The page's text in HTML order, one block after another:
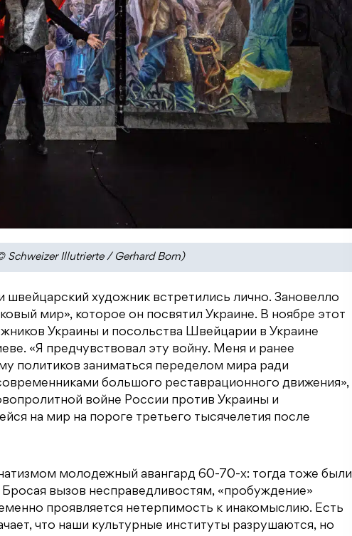
Schweizer Illutrierte / Gerhard Born)
художник встретились лично. Зановелло
мир», которое он посвятил Украине. В ноябре этот
Украины и посольства Швейцарии в Украине
«Я предчувствовал эту войну. Меня и ранее
политиков заниматься переделом мира ради
большого реставрационного движения»,
войне России против Украины и
на мир на пороге третьего тысячелетия после
молодежный авангард 60-70-х: тогда тоже были
вызов несправедливостям, «пробуждение»
проявляется нетерпимость к инакомыслию. Есть
что наши культурные институты разрушаются, но